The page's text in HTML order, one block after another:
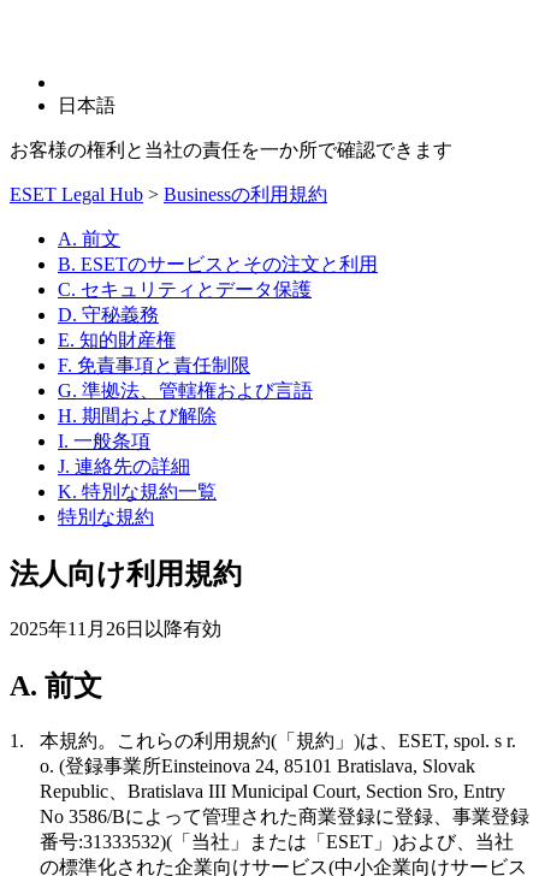
日本語
お客様の権利と当社の責任を一か所で確認できます
ESET Legal Hub > Businessの利用規約
A. 前文
B. ESETのサービスとその注文と利用
C. セキュリティとデータ保護
D. 守秘義務
E. 知的財産権
F. 免責事項と責任制限
G. 準拠法、管轄権および言語
H. 期間および解除
I. 一般条項
J. 連絡先の詳細
K. 特別な規約一覧
特別な規約
法人向け利用規約
2025年11月26日以降有効
A. 前文
1. 本規約。 これらの利用規約(「 規約 」)は、ESET, spol. s r.
o. (登録事業所Einsteinova 24, 85101 Bratislava, Slovak
Republic、Bratislava III Municipal Court, Section Sro, Entry
No 3586/Bによって管理された商業登録に登録、事業登録
番号:31333532)(「 当社 」または 「ESET 」)および、当社
の標準化された企業向けサービス(中小企業向けサービス